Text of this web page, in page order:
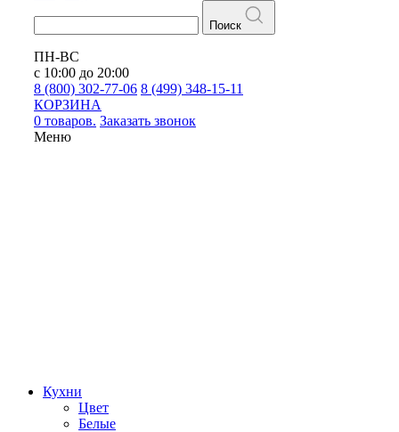
Поиск
ПН-ВС
с 10:00 до 20:00
8 (800) 302-77-06 8 (499) 348-15-11
КОРЗИНА
0 товаров. Заказать звонок
Меню
Кухни
Цвет
Белые